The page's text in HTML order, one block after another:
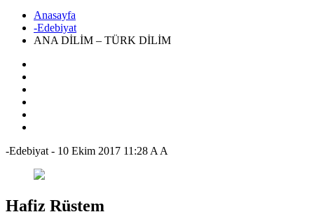
Anasayfa
-Edebiyat
ANA DİLİM – TÜRK DİLİM
-Edebiyat - 10 Ekim 2017 11:28 A A
Hafiz Rüstem